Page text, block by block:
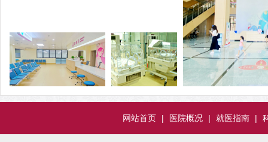
网站首页 | 医院概况 | 就医指南 |